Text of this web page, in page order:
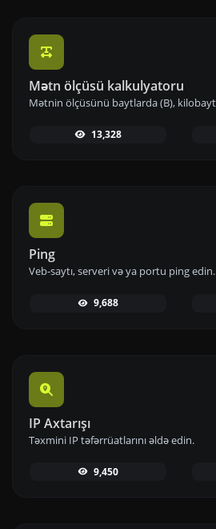
Mətn ölçüsü kalkulyatoru
13,328
Ping
Veb-saytı, serveri və ya portu ping edin.
9,688
IP Axtarışı
Təxmini IP təfərrüatlarını əldə edin.
9,450